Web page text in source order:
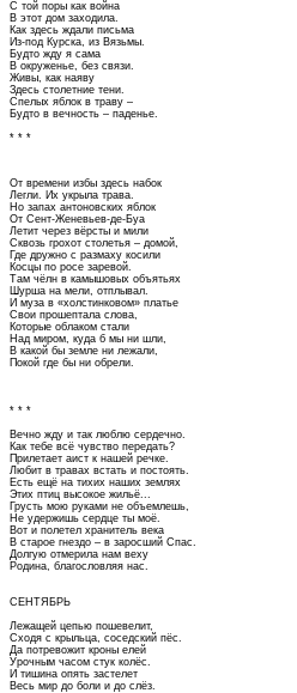
С той поры как война
В этот дом заходила.
Как здесь ждали письма
Из-под Курска, из Вязьмы.
Будто жду я сама
В окруженье, без связи.
Живы, как наяву
Здесь столетние тени.
Спелых яблок в траву –
Будто в вечность – паденье.
* * *
От времени избы здесь набок
Легли. Их укрыла трава.
Но запах антоновских яблок
От Сент-Женевьев-де-Буа
Летит через вёрсты и мили
Сквозь грохот столетья – домой,
Где дружно с размаху косили
Косцы по росе заревой.
Там чёлн в камышовых объятьях
Шурша на мели, отплывал.
И муза в «холстинковом» платье
Свои прошептала слова,
Которые облаком стали
Над миром, куда б мы ни шли,
В какой бы земле ни лежали,
Покой где бы ни обрели.
* * *
Вечно жду и так люблю сердечно.
Как тебе всё чувство передать?
Прилетает аист к нашей речке.
Любит в травах встать и постоять.
Есть ещё на тихих наших землях
Этих птиц высокое жильё...
Грусть мою руками не объемлешь,
Не удержишь сердце ты моё.
Вот и полетел хранитель века
В старое гнездо – в заросший Спас.
Долгую отмерила нам веху
Родина, благословляя нас.
СЕНТЯБРЬ
Лежащей цепью пошевелит,
Сходя с крыльца, соседский пёс.
Да потревожит кроны елей
Урочным часом стук колёс.
И тишина опять застелет
Весь мир до боли и до слёз.